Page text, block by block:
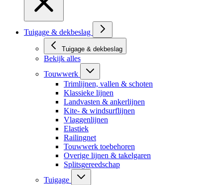
Tuigage & dekbeslag
Tuigage & dekbeslag
Bekijk alles
Touwwerk
Trimlijnen, vallen & schoten
Klassieke lijnen
Landvasten & ankerlijnen
Kite- & windsurflijnen
Vlaggenlijnen
Elastiek
Railingnet
Touwwerk toebehoren
Overige lijnen & takelgaren
Splitsgereedschap
Tuigage